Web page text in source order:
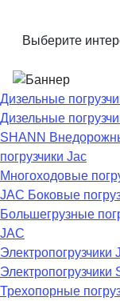
Выберите
Дизельные
Дизельные
SHANN
погрузчики Jac
Многоходовые
JAC Боковые
Большегрузные
JAC
Электропогрузчики
Электропогрузчики
Трехопорные